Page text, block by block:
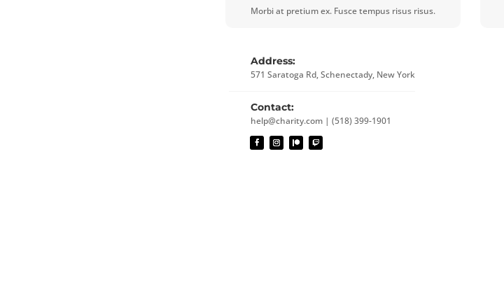
Morbi at pretium ex. Fusce tempus risus risus.
Address:
571 Saratoga Rd, Schenectady, New York
Contact:
help@charity.com | (518) 399-1901